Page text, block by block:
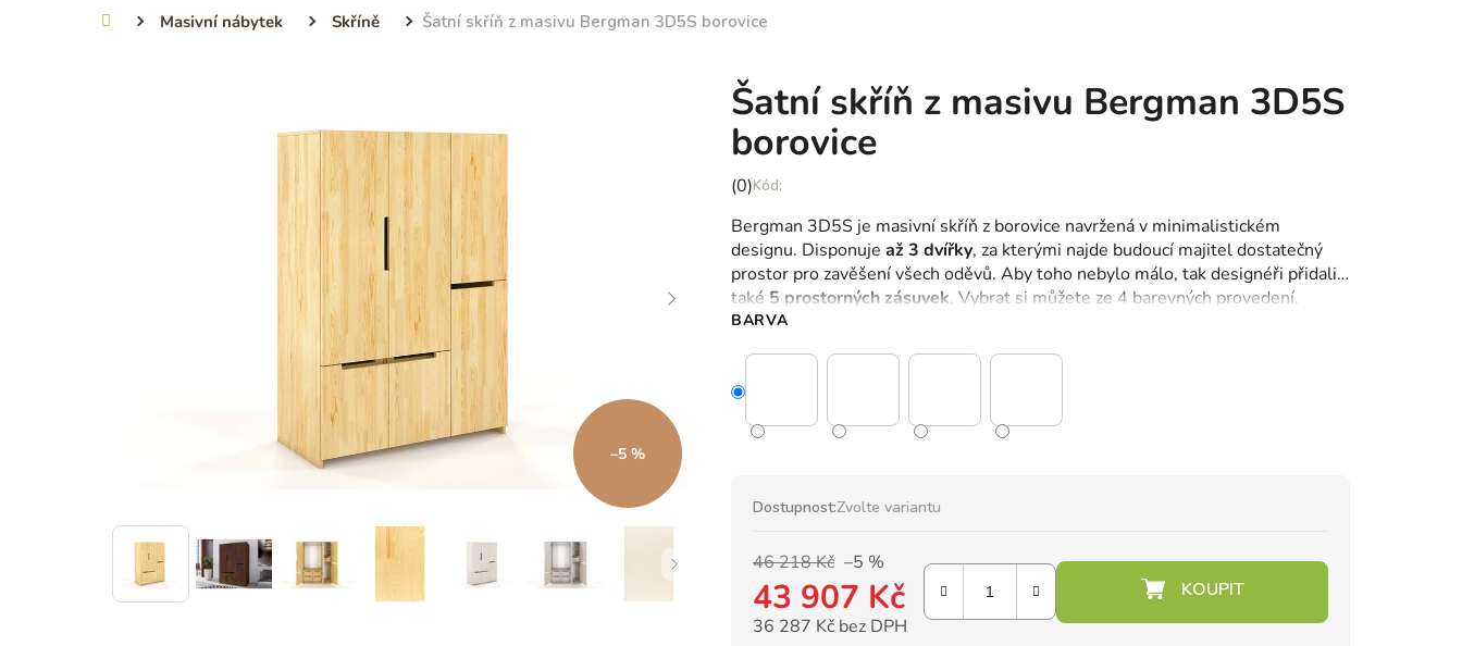
Domů Masivní nábytek Skříně Šatní skříň z masivu Bergman 3D5S borovice
Šatní skříň z masivu Bergman 3D5S
borovice
Průměrné
produktu
je
0,0
z
5
hvězdiček.
(0)
Bergman 3D5S je masivní skříň z borovice navržená v minimalistickém
designu. Disponuje až 3 dvířky, za kterými najde budoucí majitel dostatečný
prostor pro zavěšení všech oděvů. Aby toho nebylo málo, tak designéři přidali
také 5 prostorných zásuvek. Vybrat si můžete ze 4 barevných provedení.
BARVA
Dostupnost:Zvolte variantu
46 218 Kč –5 %
43 907 Kč
36 287 Kč bez DPH
–5 %